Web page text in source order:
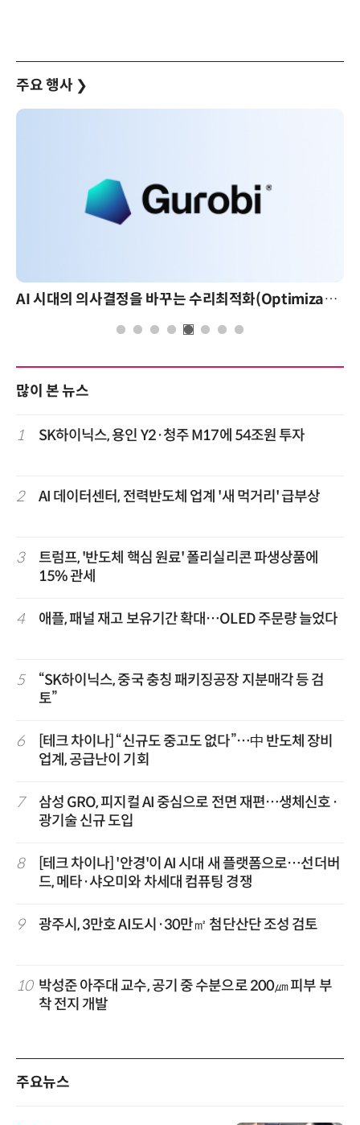
주요 행사 ❯
AI 시대의 의사결정을 바꾸는 수리최적화(Optimization): 실제 산업 적용 사례와 활용 전략
많이 본 뉴스
1 SK하이닉스, 용인 Y2·청주 M17에 54조원 투자
2 AI 데이터센터, 전력반도체 업계 '새 먹거리' 급부상
3
트럼프, '반도체 핵심 원료' 폴리실리콘 파생상품에
15% 관세
4 애플, 패널 재고 보유기간 확대…OLED 주문량 늘었다
5
“SK하이닉스, 중국 충칭 패키징공장 지분매각 등 검
토”
6
[테크 차이나] “신규도 중고도 없다”…中 반도체 장비
업계, 공급난이 기회
7
삼성 GRO, 피지컬 AI 중심으로 전면 재편…생체신호·
광기술 신규 도입
8
[테크 차이나] '안경'이 AI 시대 새 플랫폼으로…선더버
드, 메타·샤오미와 차세대 컴퓨팅 경쟁
9 광주시, 3만호 AI도시·30만㎡ 첨단산단 조성 검토
10 박성준 아주대 교수, 공기 중 수분으로 200㎛ 피부 부
착 전지 개발
주요뉴스